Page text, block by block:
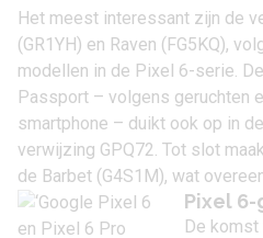
Het meest interessant zijn de
(GR1YH) en Raven (FG5KQ),
modellen in de Pixel 6-serie.
Passport – volgens geruchten
smartphone – duikt ook op in
verwijzing GPQ72. Tot slot
de Barbet (G4S1M), wat
Pixel
De